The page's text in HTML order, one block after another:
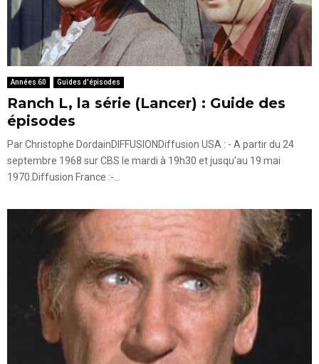
Années 60 Guides d'épisodes
Ranch L, la série (Lancer) : Guide des
épisodes
Par Christophe DordainDIFFUSIONDiffusion USA : - A partir du 24
septembre 1968 sur CBS le mardi à 19h30 et jusqu'au 19 mai
1970.Diffusion France :-...